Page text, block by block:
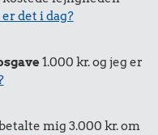
det i dag?
1.000 kr. og jeg er
betalte mig 3.000 kr. om